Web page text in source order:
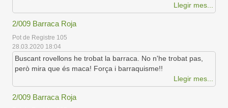
Llegir mes...
2/009 Barraca Roja
Pot de Registre 105
28.03.2020 18:04
Buscant rovellons he trobat la barraca. No n'he trobat pas,
però mira que és maca! Força i barraquisme!!
Llegir mes...
2/009 Barraca Roja